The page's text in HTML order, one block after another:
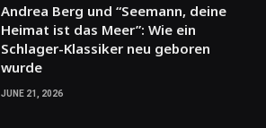
Andrea Berg und “Seemann, deine
Heimat ist das Meer”: Wie ein
Schlager-Klassiker neu geboren
wurde
JUNE 21, 2026